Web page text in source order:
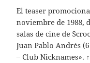
El teaser
noviembre de 1988,
salas de cine de
Juan Pablo Andrés
– Club Nicknames».